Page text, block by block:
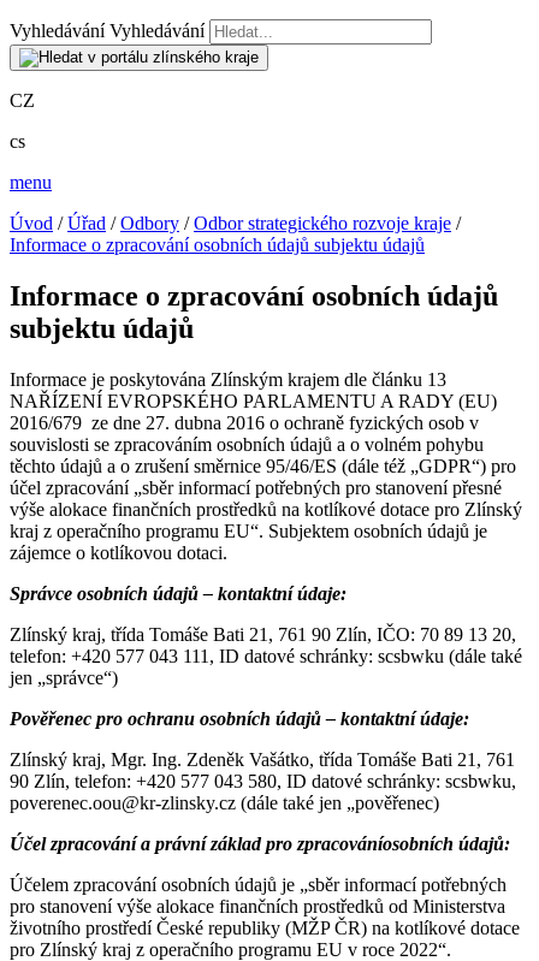
Vyhledávání Vyhledávání
CZ
cs
menu
Úvod /Úřad /Odbory /Odbor strategického rozvoje kraje /
Informace o zpracování osobních údajů subjektu údajů
Informace o zpracování osobních údajů
subjektu údajů
Informace je poskytována Zlínským krajem dle článku 13
NAŘÍZENÍ EVROPSKÉHO PARLAMENTU A RADY (EU)
2016/679 ze dne 27. dubna 2016 o ochraně fyzických osob v
souvislosti se zpracováním osobních údajů a o volném pohybu
těchto údajů a o zrušení směrnice 95/46/ES (dále též „GDPR“) pro
účel zpracování „sběr informací potřebných pro stanovení přesné
výše alokace finančních prostředků na kotlíkové dotace pro Zlínský
kraj z operačního programu EU“. Subjektem osobních údajů je
zájemce o kotlíkovou dotaci.
Správce osobních údajů – kontaktní údaje:
Zlínský kraj, třída Tomáše Bati 21, 761 90 Zlín, IČO: 70 89 13 20,
telefon: +420 577 043 111, ID datové schránky: scsbwku (dále také
jen „správce“)
Pověřenec pro ochranu osobních údajů – kontaktní údaje:
Zlínský kraj, Mgr. Ing. Zdeněk Vašátko, třída Tomáše Bati 21, 761
90 Zlín, telefon: +420 577 043 580, ID datové schránky: scsbwku,
poverenec.oou@kr-zlinsky.cz (dále také jen „pověřenec)
Účel zpracování a právní základ pro zpracováníosobních údajů:
Účelem zpracování osobních údajů je „sběr informací potřebných
pro stanovení výše alokace finančních prostředků od Ministerstva
životního prostředí České republiky (MŽP ČR) na kotlíkové dotace
pro Zlínský kraj z operačního programu EU v roce 2022“.